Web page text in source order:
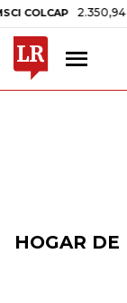
2.350,94
HOGAR